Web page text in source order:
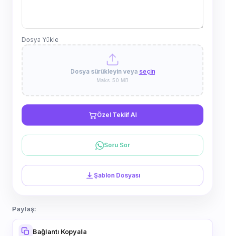
Dosya Yükle
Dosya sürükleyin veya seçin
Maks. 50 MB
Özel Teklif Al
Soru Sor
Şablon Dosyası
Paylaş:
Bağlantı Kopyala